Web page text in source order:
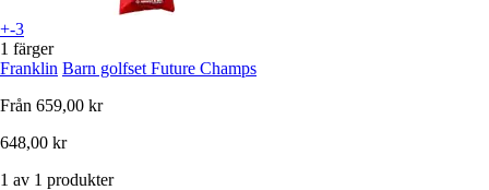
+-3
1 färger
Franklin Barn golfset Future Champs
Från 659,00 kr
648,00 kr
1 av 1 produkter